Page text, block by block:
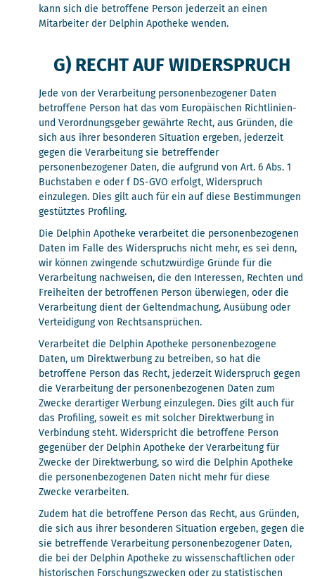
kann sich die betroffene Person jederzeit an einen
Mitarbeiter der Delphin Apotheke wenden.
G) RECHT AUF WIDERSPRUCH
Jede von der Verarbeitung personenbezogener Daten
betroffene Person hat das vom Europäischen Richtlinien-
und Verordnungsgeber gewährte Recht, aus Gründen, die
sich aus ihrer besonderen Situation ergeben, jederzeit
gegen die Verarbeitung sie betreffender
personenbezogener Daten, die aufgrund von Art. 6 Abs. 1
Buchstaben e oder f DS-GVO erfolgt, Widerspruch
einzulegen. Dies gilt auch für ein auf diese Bestimmungen
gestütztes Profiling.
Die Delphin Apotheke verarbeitet die personenbezogenen
Daten im Falle des Widerspruchs nicht mehr, es sei denn,
wir können zwingende schutzwürdige Gründe für die
Verarbeitung nachweisen, die den Interessen, Rechten und
Freiheiten der betroffenen Person überwiegen, oder die
Verarbeitung dient der Geltendmachung, Ausübung oder
Verteidigung von Rechtsansprüchen.
Verarbeitet die Delphin Apotheke personenbezogene
Daten, um Direktwerbung zu betreiben, so hat die
betroffene Person das Recht, jederzeit Widerspruch gegen
die Verarbeitung der personenbezogenen Daten zum
Zwecke derartiger Werbung einzulegen. Dies gilt auch für
das Profiling, soweit es mit solcher Direktwerbung in
Verbindung steht. Widerspricht die betroffene Person
gegenüber der Delphin Apotheke der Verarbeitung für
Zwecke der Direktwerbung, so wird die Delphin Apotheke
die personenbezogenen Daten nicht mehr für diese
Zwecke verarbeiten.
Zudem hat die betroffene Person das Recht, aus Gründen,
die sich aus ihrer besonderen Situation ergeben, gegen die
sie betreffende Verarbeitung personenbezogener Daten,
die bei der Delphin Apotheke zu wissenschaftlichen oder
historischen Forschungszwecken oder zu statistischen